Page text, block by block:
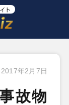
2017年2月7日
故物